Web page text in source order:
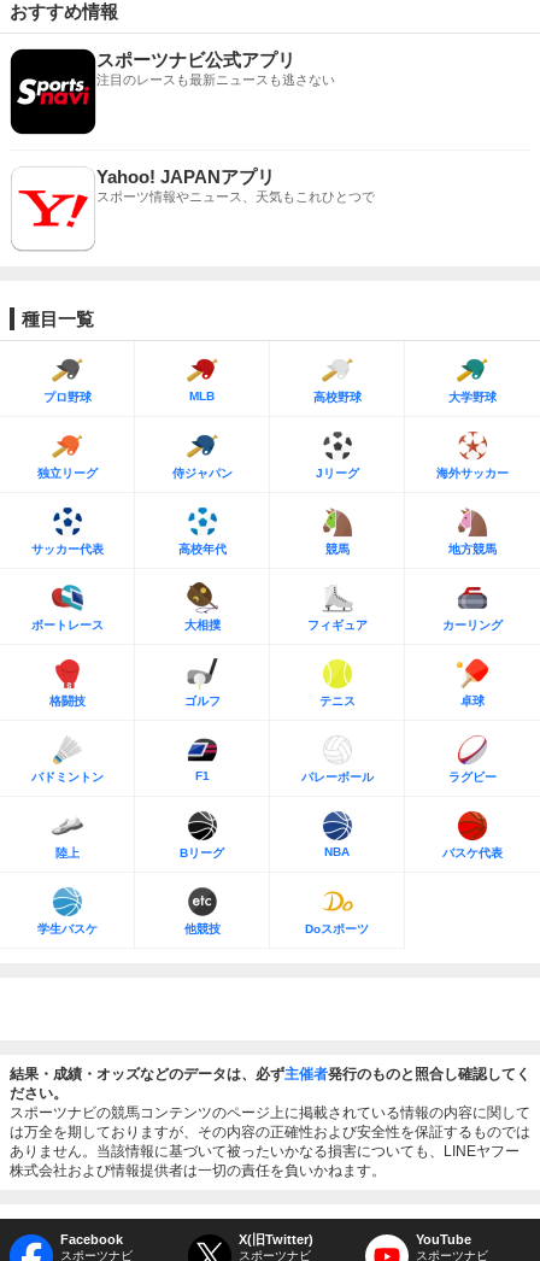
おすすめ情報
スポーツナビ公式アプリ
注目のレースも最新ニュースも逃さない
Yahoo! JAPANアプリ
スポーツ情報やニュース、天気もこれひとつで
種目一覧
プロ野球 MLB 高校野球 大学野球
独立リーグ 侍ジャパン Jリーグ 海外サッカー
サッカー代表 高校年代 競馬 地方競馬
ボートレース 大相撲 フィギュア カーリング
格闘技 ゴルフ テニス 卓球
バドミントン F1 バレーボール ラグビー
陸上 Bリーグ NBA バスケ代表
学生バスケ 他競技 Doスポーツ
結果・成績・オッズなどのデータは、必ず主催者発行のものと照合し確認してく
ださい。
スポーツナビの競馬コンテンツのページ上に掲載されている情報の内容に関して
は万全を期しておりますが、その内容の正確性および安全性を保証するものでは
ありません。当該情報に基づいて被ったいかなる損害についても、LINEヤフー
株式会社および情報提供者は一切の責任を負いかねます。
Facebook
スポーツナビ
X(旧Twitter)
スポーツナビ
YouTube
スポーツナビ